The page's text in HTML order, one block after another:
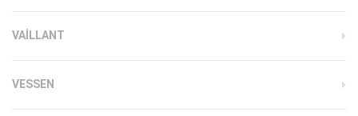
VAILLANT
VESSEN